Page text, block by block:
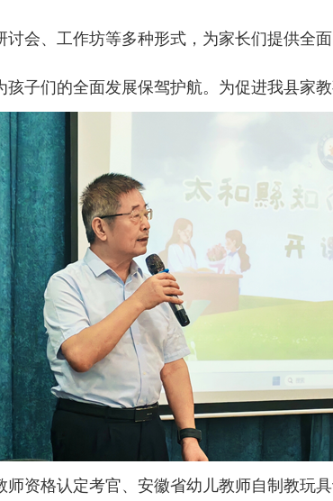
会、工作坊等多种形式，为家长们提供全
子们的全面发展保驾护航。为促进我县家教
格认定考官、安徽省幼儿教师自制教玩